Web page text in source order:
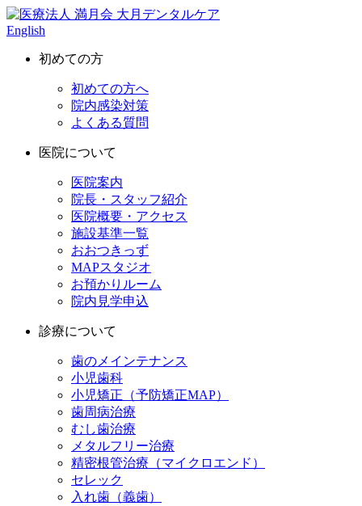
English
初めての方
初めての方へ
院内感染対策
よくある質問
医院について
医院案内
院長・スタッフ紹介
医院概要・アクセス
施設基準一覧
おおつきっず
MAPスタジオ
お預かりルーム
院内見学申込
診療について
歯のメインテナンス
小児歯科
小児矯正（予防矯正MAP）
歯周病治療
むし歯治療
メタルフリー治療
精密根管治療（マイクロエンド）
セレック
入れ歯（義歯）